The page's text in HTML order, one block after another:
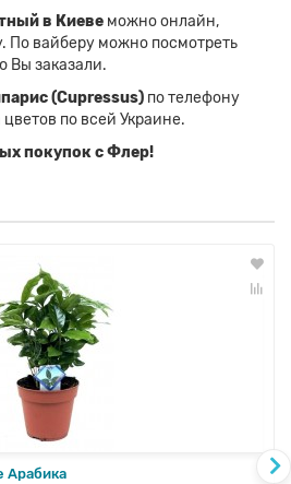
в Киеве можно онлайн,
По вайберу можно посмотреть
Вы заказали.
(Cupressus) по телефону
по всей Украине.
покупок с Флер!
Арабика